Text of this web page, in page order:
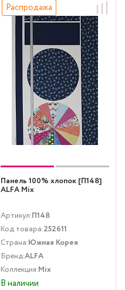
Распродажа
Панель 100% хлопок [П148]
ALFA Mix
Артикул:П148
Код товара:252611
Страна:Южная Корея
Бренд:ALFA
Коллекция:Mix
В наличии